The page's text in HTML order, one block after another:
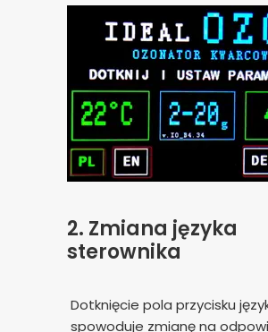
2. Zmiana języka
sterownika
Dotknięcie pola przycisku
spowoduje zmianę na